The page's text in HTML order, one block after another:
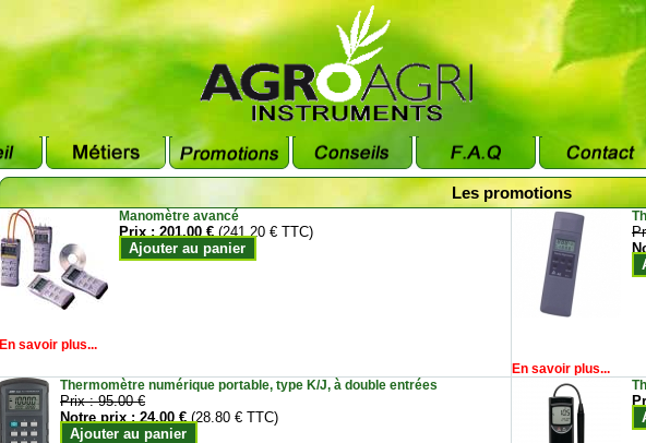
Les promotions
Manomètre avancé
Prix :201.00 € (241.20 € TTC)
Ajouter au panier
En savoir plus...
En savoir plus...
Thermomètre numérique portable, type K/J, à double entrées
Prix :95.00 €
Notre prix :24.00 € (28.80 € TTC)
Ajouter au panier